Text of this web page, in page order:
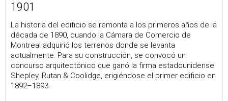
1901
La historia del edificio se remonta a los primeros años de la
década de 1890, cuando la Cámara de Comercio de
Montreal adquirió los terrenos donde se levanta
actualmente. Para su construcción, se convocó un
concurso arquitectónico que ganó la firma estadounidense
Shepley, Rutan & Coolidge, erigiéndose el primer edificio en
1892–1893.